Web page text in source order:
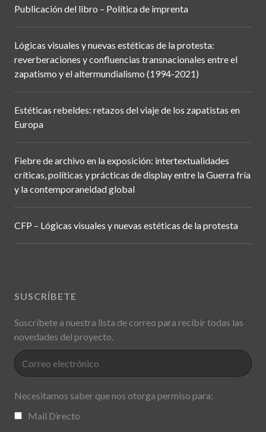
Publicación del libro – Política de imprenta
Lógicas visuales y nuevas estéticas de la protesta:
reverberaciones y confluencias transnacionales entre el
zapatismo y el altermundialismo (1994-2021)
Estéticas rebeldes: retazos del viaje de los zapatistas en
Europa
Fiebre de archivo en la exposición: intertextualidades
críticas, políticas y prácticas de display entre la Guerra fría
y la contemporaneidad global
CFP – Lógicas visuales y nuevas estéticas de la protesta
SUSCRÍBETE
Suscríbete a nuestra lista de correo para recibir todas las
novedades del proyecto.
Necesitamos saber que nos otorga permiso para:
Mail Directo